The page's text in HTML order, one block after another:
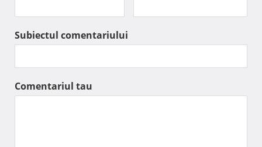
Subiectul comentariului
Comentariul tau